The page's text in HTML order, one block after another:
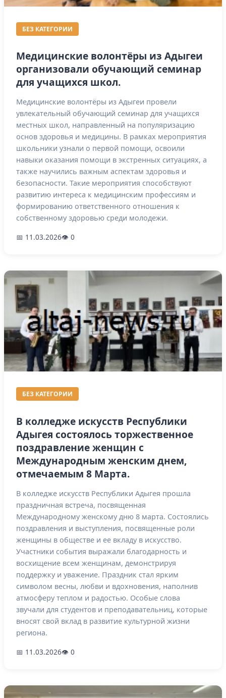
БЕЗ КАТЕГОРИИ
Медицинские волонтёры из Адыгеи
организовали обучающий семинар
для учащихся школ.
Медицинские волонтёры из Адыгеи провели
увлекательный обучающий семинар для учащихся
местных школ, направленный на популяризацию
основ здоровья и медицины. В рамках мероприятия
школьники узнали о первой помощи, освоили
навыки оказания помощи в экстренных ситуациях, а
также научились важным аспектам здоровья и
безопасности. Такие мероприятия способствуют
развитию интереса к медицинским профессиям и
формированию ответственного отношения к
собственному здоровью среди молодежи.
📅 11.03.2026👁 0
БЕЗ КАТЕГОРИИ
В колледже искусств Республики
Адыгея состоялось торжественное
поздравление женщин с
Международным женским днем,
отмечаемым 8 Марта.
В колледже искусств Республики Адыгея прошла
праздничная встреча, посвященная
Международному женскому дню 8 марта. Состоялись
поздравления и выступления, посвященные роли
женщины в обществе и ее вкладу в искусство.
Участники события выражали благодарность и
восхищение всем женщинам, демонстрируя
поддержку и уважение. Праздник стал ярким
символом весны, любви и вдохновения, наполнив
атмосферу теплом и радостью. Особые слова
звучали для студентов и преподавательниц, которые
вносят свой вклад в развитие культурной жизни
региона.
📅 11.03.2026👁 0